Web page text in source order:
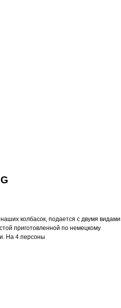
колбасок, подается с двумя видами
приготовленной по немецкому
На 4 персоны